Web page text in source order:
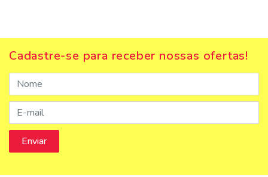
Cadastre-se para receber nossas ofertas!